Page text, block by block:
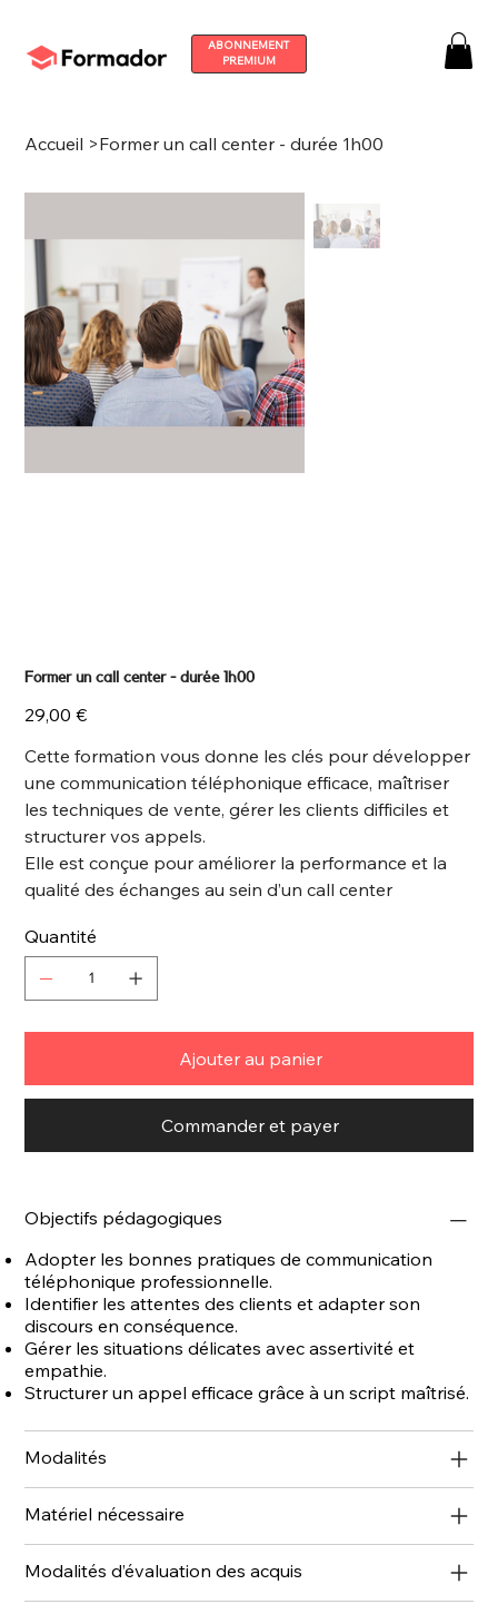
ABONNEMENT
PREMIUM
Accueil >Former un call center - durée 1h00
Former un call center - durée 1h00
Prix
29,00 €
Cette formation vous donne les clés pour développer
une communication téléphonique efficace, maîtriser
les techniques de vente, gérer les clients difficiles et
structurer vos appels.
Elle est conçue pour améliorer la performance et la
qualité des échanges au sein d’un call center
Quantité
Ajouter au panier
Commander et payer
Objectifs pédagogiques
Adopter les bonnes pratiques de communication
téléphonique professionnelle.
Identifier les attentes des clients et adapter son
discours en conséquence.
Gérer les situations délicates avec assertivité et
empathie.
Structurer un appel efficace grâce à un script maîtrisé.
Modalités
Matériel nécessaire
Modalités d’évaluation des acquis